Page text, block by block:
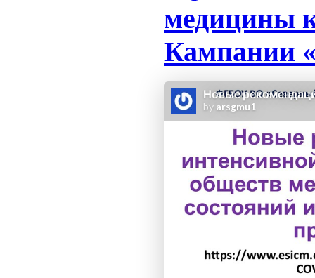
медицины
Кампании